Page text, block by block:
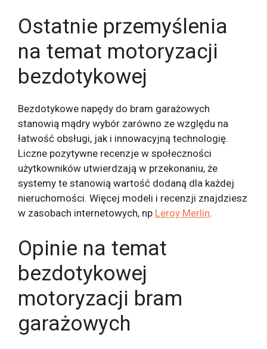
Ostatnie przemyślenia
na temat motoryzacji
bezdotykowej
Bezdotykowe napędy do bram garażowych
stanowią mądry wybór zarówno ze względu na
łatwość obsługi, jak i innowacyjną technologię.
Liczne pozytywne recenzje w społeczności
użytkowników utwierdzają w przekonaniu, że
systemy te stanowią wartość dodaną dla każdej
nieruchomości. Więcej modeli i recenzji znajdziesz
w zasobach internetowych, np Leroy Merlin.
Opinie na temat
bezdotykowej
motoryzacji bram
garażowych